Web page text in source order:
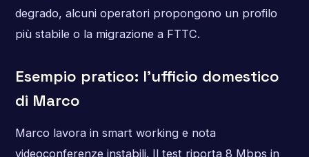
degrado, alcuni operatori propongono un profilo
più stabile o la migrazione a FTTC.
Esempio pratico: l’ufficio domestico
di Marco
Marco lavora in smart working e nota
videoconferenze instabili. Il test riporta 8 Mbps in